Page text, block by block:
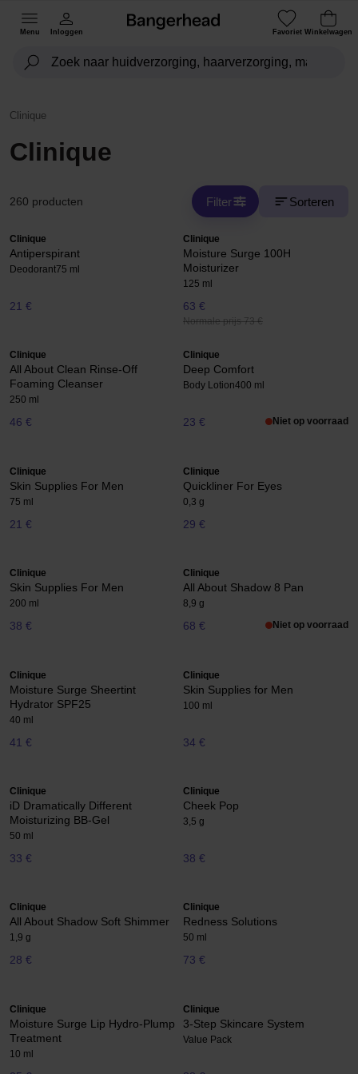
Menu Inloggen Favoriet Winkelwagen
Clinique
Clinique
260 producten Filter Sorteren
Clinique
Antiperspirant
Deodorant75 ml
21 €
Clinique
Moisture Surge 100H
Moisturizer
125 ml
63 €
Normale prijs 73 €
Clinique
All About Clean Rinse-Off
Foaming Cleanser
250 ml
46 €
Clinique
Deep Comfort
Body Lotion400 ml
23 € Niet op voorraad
Clinique
Skin Supplies For Men
75 ml
21 €
Clinique
Quickliner For Eyes
0,3 g
29 €
Clinique
Skin Supplies For Men
200 ml
38 €
Clinique
All About Shadow 8 Pan
8,9 g
68 € Niet op voorraad
Clinique
Moisture Surge Sheertint
Hydrator SPF25
40 ml
41 €
Clinique
Skin Supplies for Men
100 ml
34 €
Clinique
iD Dramatically Different
Moisturizing BB-Gel
50 ml
33 €
Clinique
Cheek Pop
3,5 g
38 €
Clinique
All About Shadow Soft Shimmer
1,9 g
28 €
Clinique
Redness Solutions
50 ml
73 €
Clinique
Moisture Surge Lip Hydro-Plump
Treatment
10 ml
Clinique
3-Step Skincare System
Value Pack